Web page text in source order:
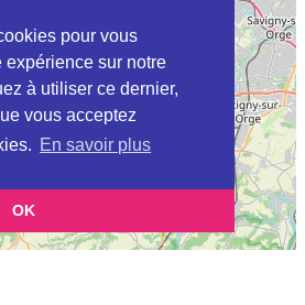
pour vous
sur notre
à utiliser ce dernier,
vous acceptez
En savoir plus
OK